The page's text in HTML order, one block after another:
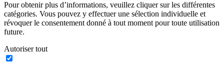
Pour obtenir plus d’informations, veuillez cliquer sur les différentes
catégories. Vous pouvez y effectuer une sélection individuelle et
révoquer le consentement donné à tout moment pour toute utilisation
future.
Autoriser tout